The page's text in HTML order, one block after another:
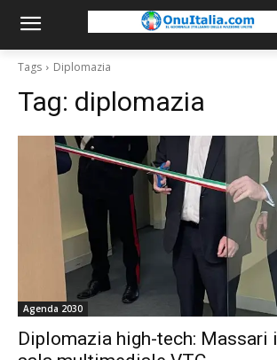
Tags Diplomazia
Tag: diplomazia
Agenda 2030
Diplomazia high-tech: Massari